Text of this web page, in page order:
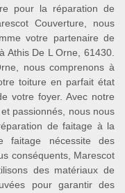
pour la réparation de
Couverture, nous
votre partenaire de
Athis De L Orne, 61430.
nous comprenons à
toiture en parfait état
votre foyer. Avec notre
passionnés, nous nous
de faitage à la
faitage nécessite des
conséquents, Marescot
des matériaux de
pour garantir des